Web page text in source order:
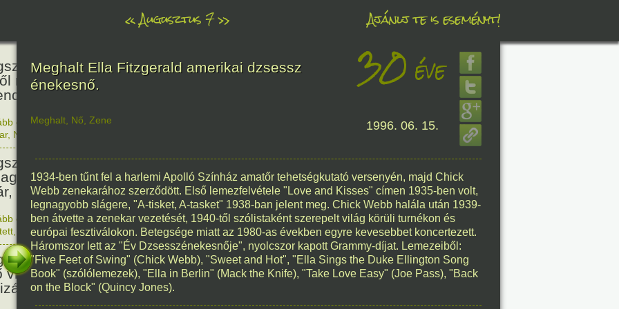
«Augusztus 7» Ajánlj te is eseményt!
Báthori Erzsébet,
rémséges és kegyetlen
éltek.
466
olvasom|Nincs hozzászólás, szólj hozzá!
, Nő
Kondor Gusztáv
matematikus, egyetemi
akadémikus.
201éve
olvasom|Nincs hozzászólás, szólj hozzá!
Technika,Magyar 1825. 08. 07.
Mata Hari, a híres
világháborús táncosnő,
és kém.
150éve
Meghalt Ella Fitzgerald amerikai dzsessz
énekesnő.
30 éve
Meghalt Nő Zene 1996. 06. 15.
1934-ben tűnt fel a harlemi Apolló Színház amatőr tehetségkutató versenyén, majd Chick
Webb zenekarához szerződött. Első lemezfelvétele "Love and Kisses" címen 1935-ben volt,
legnagyobb slágere, "A-tisket, A-tasket" 1938-ban jelent meg. Chick Webb halála után 1939-
ben átvette a zenekar vezetését, 1940-től szólistaként szerepelt világ körüli turnékon és
európai fesztiválokon. Betegsége miatt az 1980-as években egyre kevesebbet koncertezett.
Háromszor lett az "Év Dzsesszénekesnője", nyolcszor kapott Grammy-díjat. Lemezeiből:
"Five Feet of Swing" (Chick Webb), "Sweet and Hot", "Ella Sings the Duke Ellington Song
Book" (szólólemezek), "Ella in Berlin" (Mack the Knife), "Take Love Easy" (Joe Pass), "Back
on the Block" (Quincy Jones).